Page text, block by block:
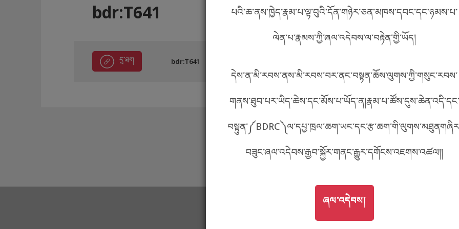
བོད་ཡིག
English
ភាសាខ្មែរ
པའི་ཆ་ནས་ཁྱེད་རྣམ་པ་ལྟ་བུའི་དོན་གཉེར་ཅན་མཁས་དབང་དང་ཉམས་པ་
ལེན་པ་རྣམས་ཀྱི་ཞལ་འདེབས་ལ་བརྟེན་གྱི་ཡོད།
དེས་ན་མི་རབས་ནས་མི་རབས་བར་ནང་བསྟན་ཆོས་ལུགས་ཀྱི་གསུང་རབས་
གནས་ཐུབ་པར་ཡིད་ཆེས་དང་མོས་པ་ཡོད་ན།རྣམ་པ་ཚོས་དུས་ཆེན་འདི་དང་
བཟུང་ཞལ་འདེབས་རྒྱབ་སྐྱོར་གནང་རྒྱུར་དགོངས་འཇགས་འཚལ།།
GO TOཞལ་འདེབས།
ཞལ་འདེབས།
bdr:T641
དྲ་ཐག bdr:T641